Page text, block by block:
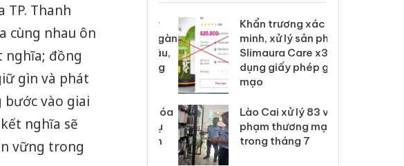
TP. Thanh
cùng nhau ôn
nghĩa; đồng
gìn và phát
bước vào giai
nghĩa sẽ
vững trong
công khai hàng ngàn
sản phẩm nhập lậu,
bảo vệ môi trường
kinh doanh
Công an Thanh Hóa
tìm bị hại trong vụ
án sản xuất, buôn
bán yến sào giả
Khẩn trương xác
minh, xử lý sản phẩm
Slimaura Care x3 sử
dụng giấy phép giả
mạo
Lào Cai xử lý 83 vụ vi
phạm thương mại
trong tháng 7